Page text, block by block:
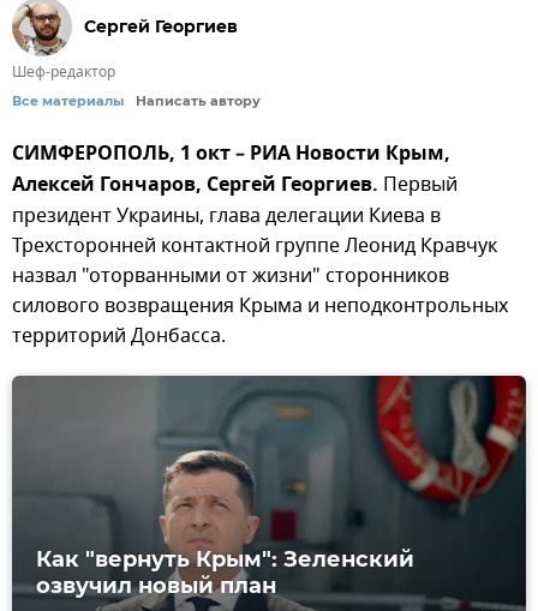
Сергей Георгиев
Шеф-редактор
Все материалы Написать автору
СИМФЕРОПОЛЬ, 1 окт – РИА Новости Крым,
Алексей Гончаров, Сергей Георгиев. Первый
президент Украины, глава делегации Киева в
Трехсторонней контактной группе Леонид Кравчук
назвал "оторванными от жизни" сторонников
силового возвращения Крыма и неподконтрольных
территорий Донбасса.
Как "вернуть Крым": Зеленский
озвучил новый план